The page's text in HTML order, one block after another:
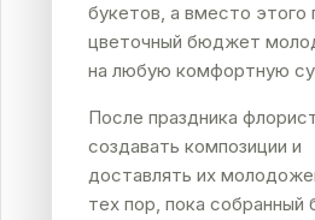
086-59-99
букетов, а вместо этого
цветочный бюджет
на любую комфортную
После праздника
создавать композиции и
доставлять их
тех пор, пока